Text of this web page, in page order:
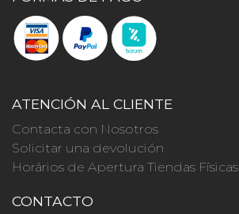
ATENCIÓN AL CLIENTE
Contacta con Nosotros
Solicitar una devolución
Horários de Apertura Tiendas Físicas
CONTACTO